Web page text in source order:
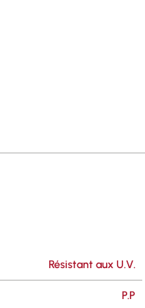
Résistant aux U.V.
P.P